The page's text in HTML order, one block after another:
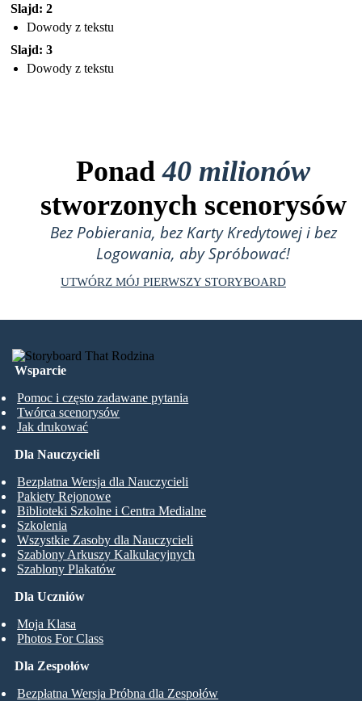
Slajd: 2
Dowody z tekstu
Slajd: 3
Dowody z tekstu
Ponad40 milionów
stworzonych scenorysów
Bez Pobierania, bez Karty Kredytowej i bez
Logowania, aby Spróbować!
UTWÓRZ MÓJ PIERWSZY STORYBOARD
Wsparcie
Pomoc i często zadawane pytania
Twórca scenorysów
Jak drukować
Dla Uczniów
Moja Klasa
Photos For Class
Dla Nauczycieli
Bezpłatna Wersja dla Nauczycieli
Pakiety Rejonowe
Biblioteki Szkolne i Centra Medialne
Szkolenia
Wszystkie Zasoby dla Nauczycieli
Szablony Arkuszy Kalkulacyjnych
Szablony Plakatów
Dla Zespołów
Bezpłatna Wersja Próbna dla Zespołów